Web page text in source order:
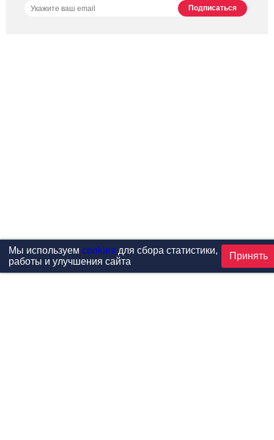
Мы используем cookiesдля сбора статистики,
работы и улучшения сайта
Принять